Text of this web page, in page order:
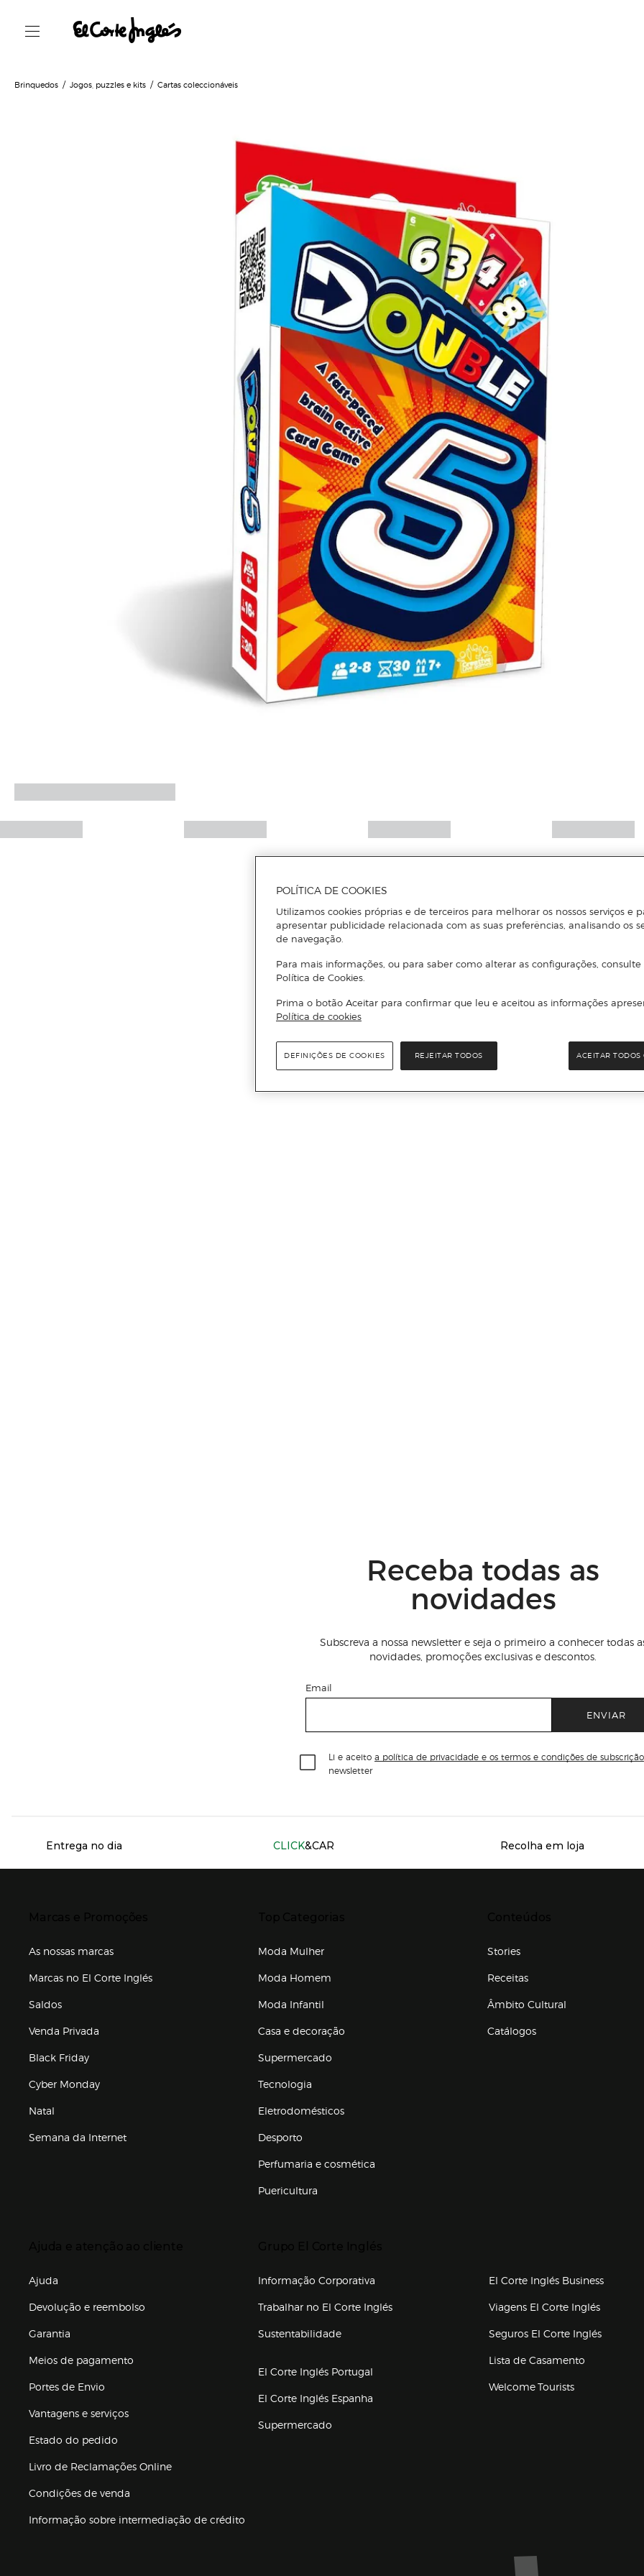
Brinquedos Jogos, puzzles e kits Cartas coleccionáveis
Receba todas as
novidades
Subscreva a nossa newsletter e seja o primeiro a conhecer todas
novidades, promoções exclusivas e descontos.
Email
ENVIAR
Li e aceito a política de privacidade e os termos e condições de subscrição
newsletter
Servicios destacados
Entrega no dia CLICK&CAR Recolha em loja
As nossas marcas
Marcas no El Corte Inglés
Saldos
Venda Privada
Black Friday
Cyber Monday
Natal
Semana da Internet
Moda Mulher
Moda Homem
Moda Infantil
Casa e decoração
Supermercado
Tecnologia
Eletrodomésticos
Desporto
Perfumaria e cosmética
Puericultura
Stories
Receitas
Âmbito Cultural
Catálogos
Ajuda
Devolução e reembolso
Garantia
Meios de pagamento
Portes de Envio
Vantagens e serviços
Estado do pedido
Livro de Reclamações Online
Condições de venda
Informação sobre intermediação de crédito
Informação Corporativa
Trabalhar no El Corte Inglés(abre en nueva ventana)
Sustentabilidade
El Corte Inglés Portugal
El Corte Inglés Espanha
Supermercado
El Corte Inglés Business
Viagens El Corte Inglés(abre en
Seguros El Corte Inglés(abre en
Lista de Casamento
Welcome Tourists
Marca El Corte Inglés
POLÍTICA DE COOKIES
Utilizamos cookies próprias e de terceiros para melhorar os nossos serviços e
apresentar publicidade relacionada com as suas preferências, analisando os
de navegação.
Para mais informações, ou para saber como alterar as configurações, consulte
Política de Cookies.
Prima o botão Aceitar para confirmar que leu e aceitou as informações
Política de cookies
REJEITAR TODOS ACEITAR TODOS
DEFINIÇÕES DE COOKIES